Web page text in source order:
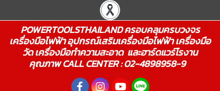
POWERTOOLSTHAILAND ครอบคลุมครบวงจร
เครื่องมือไฟฟ้า อุปกรณ์เสริมเครื่องมือไฟฟ้า เครื่องมือ
วัด เครื่องมือทำความสะอาด และฮาร์ดแวร์โรงาน
คุณภาพ CALL CENTER : 02-4898958-9